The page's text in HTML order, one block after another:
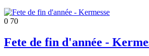
0 70
Fete de fin d'année -